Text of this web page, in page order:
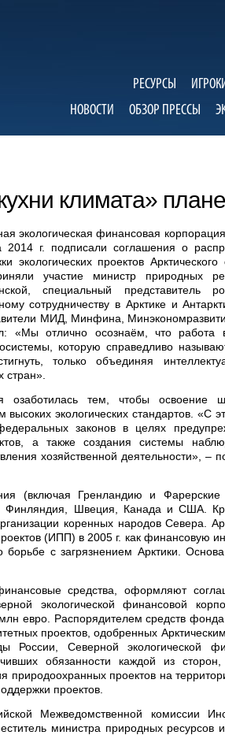
РЕСУРСЫ
НОВОСТИ
ОБЗОР ПРЕССЫ
климата»
экологическая финансовая
г. подписали соглашения о
экологических проектов Арктического
участие министр природных
специальный представитель
сотрудничеству в Арктике и
МИД, Минфина,
«Мы отлично осознаём, что работа
которую справедливо
только объединяя
стран».
озаботилась тем, чтобы освоение
экологических стандартов. «С
законов в целях
а также создания системы
хозяйственной деятельности», –
(включая Гренландию и Фарерские
Финляндия, Швеция, Канада и США.
коренных народов Севера.
(ИПП) в 2005 г. как финансовую
с загрязнением Арктики.
средства, оформляют
экологической финансовой
евро. Распорядителем средств фонда
проектов, одобренных Арктическим
России, Северной экологической
обязанности каждой из сторон,
проектов на
проектов.
Межведомственной комиссии
министра природных ресурсов